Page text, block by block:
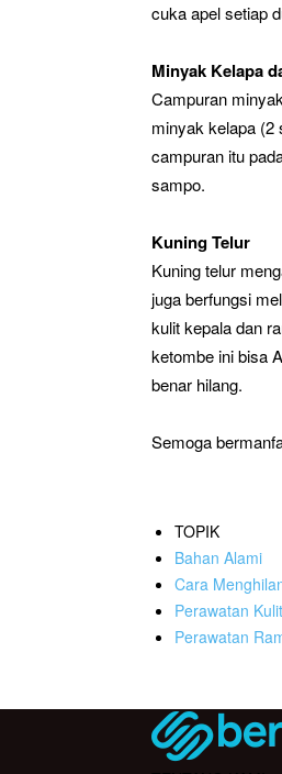
cuka apel setiap
Minyak Kelapa
Campuran
minyak kelapa (2
campuran itu
sampo.
Kuning Telur
Kuning telur
juga berfungsi
kulit kepala dan
ketombe ini bisa
benar hilang.
Semoga
TOPIK
Bahan Alami
Cara
Perawatan
Perawatan